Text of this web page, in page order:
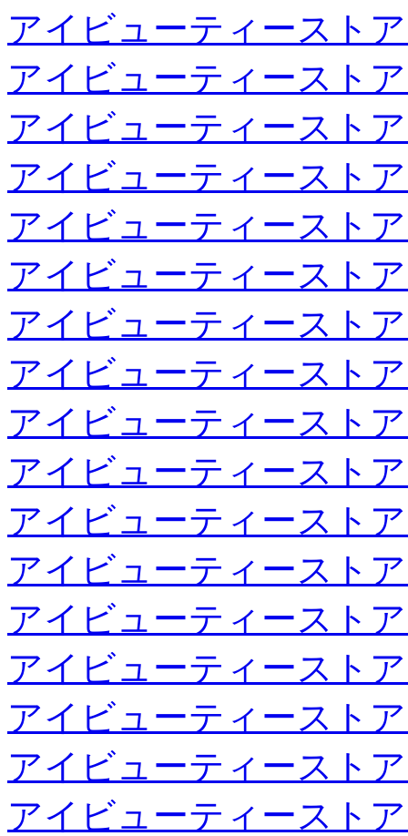
アイビューティースト
アイビューティースト
アイビューティースト
アイビューティースト
アイビューティースト
アイビューティースト
アイビューティースト
アイビューティースト
アイビューティースト
アイビューティースト
アイビューティースト
アイビューティースト
アイビューティースト
アイビューティースト
アイビューティースト
アイビューティースト
アイビューティースト